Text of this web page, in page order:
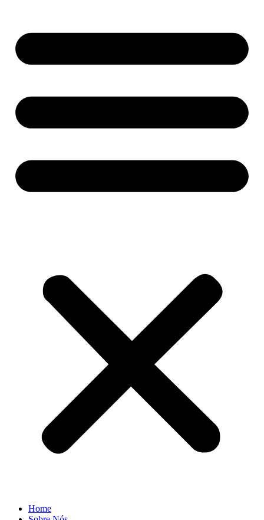
Home